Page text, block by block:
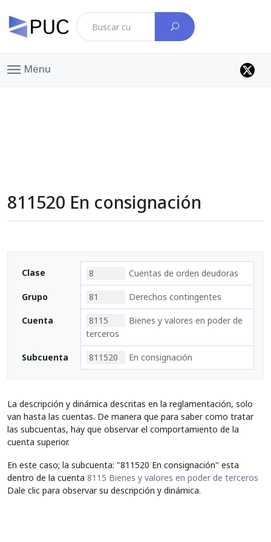
Menu
811520 En consignación
Clase 8 Cuentas de orden deudoras
Grupo 81 Derechos contingentes
Cuenta 8115
Bienes y valores en poder de
terceros
Subcuenta 811520 En consignación
La descripción y dinámica descritas en la reglamentación, solo
van hasta las cuentas. De manera que para saber como tratar
las subcuentas, hay que observar el comportamiento de la
cuenta superior.
En este caso; la subcuenta: "811520 En consignación" esta
dentro de la cuenta 8115 Bienes y valores en poder de terceros
Dale clic para observar su descripción y dinámica.